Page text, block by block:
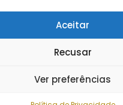
Aceitar
Recusar
Ver preferências
Segue-nos